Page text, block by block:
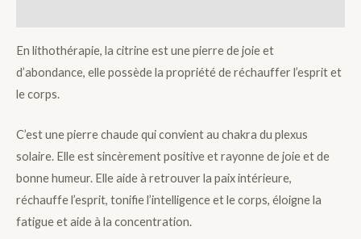
En lithothérapie, la citrine est une pierre de joie et
d’abondance, elle possède la propriété de réchauffer l’esprit et
le corps.
C’est une pierre chaude qui convient au chakra du plexus
solaire. Elle est sincèrement positive et rayonne de joie et de
bonne humeur. Elle aide à retrouver la paix intérieure,
réchauffe l’esprit, tonifie l’intelligence et le corps, éloigne la
fatigue et aide à la concentration.